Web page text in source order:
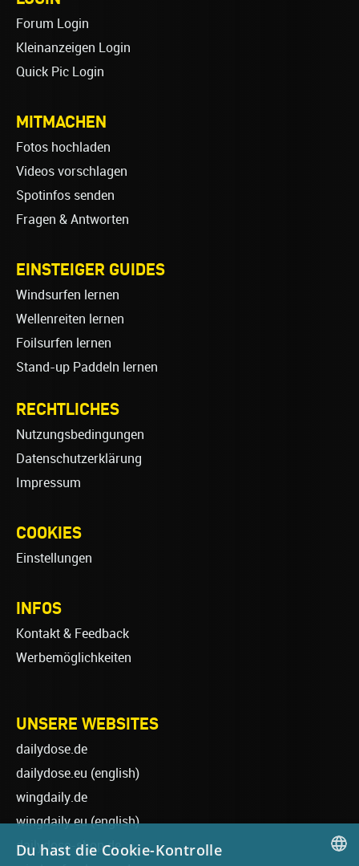
Forum Login
Kleinanzeigen Login
Quick Pic Login
MITMACHEN
Fotos hochladen
Videos vorschlagen
Spotinfos senden
Fragen & Antworten
EINSTEIGER GUIDES
Windsurfen lernen
Wellenreiten lernen
Foilsurfen lernen
Stand-up Paddeln lernen
RECHTLICHES
Nutzungsbedingungen
Datenschutzerklärung
Impressum
COOKIES
Einstellungen
INFOS
Kontakt & Feedback
Werbemöglichkeiten
UNSERE WEBSITES
dailydose.de
dailydose.eu (english)
wingdaily.de
wingdaily.eu(english)
dailydose-shop.de
Du hast die Cookie-Kontrolle